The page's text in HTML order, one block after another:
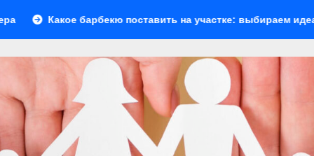
поставить на участке: выбираем идеальное решение